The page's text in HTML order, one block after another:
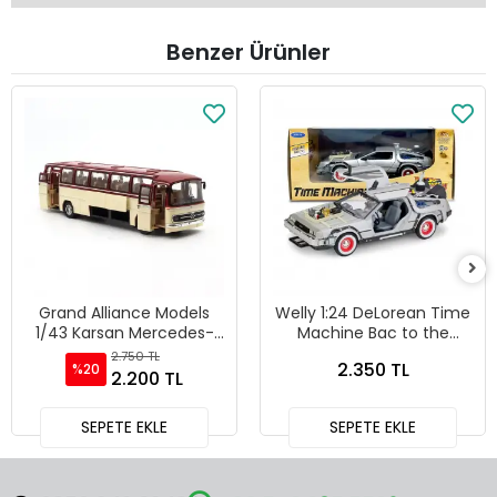
Benzer Ürünler
Grand Alliance Models
1/43 Karsan Mercedes-
Benz O302 Diecast Model
Otobüs (GA24002 BR)
%20
2.750 TL
2.200 TL
SEPETE EKLE
Welly 1:24 DeLorean Time
Machine Bac to the
2.350 TL
SEPETE EKLE